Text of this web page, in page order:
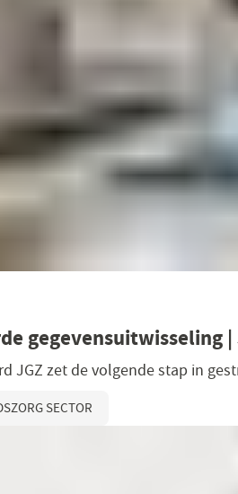
gegevensuitwisseling |
JGZ zet de volgende stap in
SECTOR